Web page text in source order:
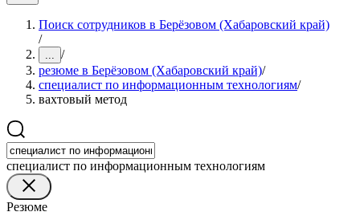
Поиск сотрудников в Берёзовом (Хабаровский край)
/
... /
резюме в Берёзовом (Хабаровский край)/
специалист по информационным технологиям/
вахтовый метод
специалист по информационным технологиям
Резюме